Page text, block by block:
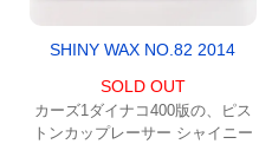
SHINY WAX NO.82 2014
SOLD OUT
カーズ1ダイナコ400版の、ピス
トンカップレーサー シャイニー